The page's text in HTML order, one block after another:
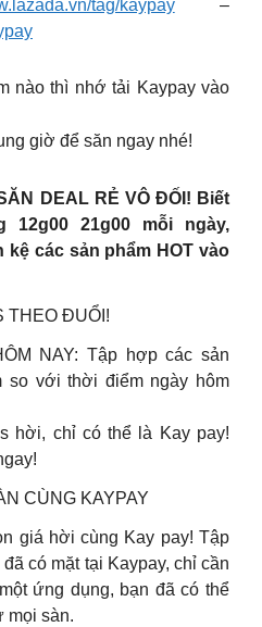
tag/kaypay–
nào thì nhớ tải Kaypay vào
giờ để săn ngay nhé!
DEAL RẺ VÔ ĐỐI! Biết
12g00 21g00 mỗi ngày,
kệ các sản phẩm HOT vào
THEO ĐUỔI!
NAY: Tập hợp các sản
so với thời điểm ngày hôm
hời, chỉ có thể là Kay pay!
CÙNG KAYPAY
giá hời cùng Kay pay! Tập
có mặt tại Kaypay, chỉ cần
ứng dụng, bạn đã có thể
mọi sàn.